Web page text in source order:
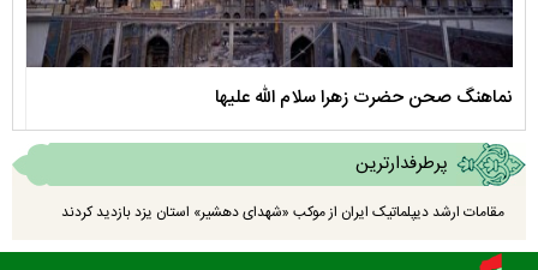
نماهنگ صحن حضرت زهرا سلام الله علیها
پرطرفدارترین
مقامات ارشد دیپلماتیک ایران از موکب «شهدای دهشیر» استان یزد بازدید کردند